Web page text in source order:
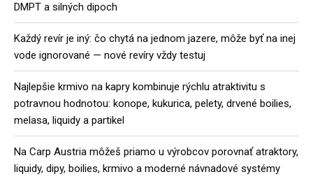
DMPT a silných dipoch
Každý revír je iný: čo chytá na jednom jazere, môže byť na inej
vode ignorované — nové revíry vždy testuj
Najlepšie krmivo na kapry kombinuje rýchlu atraktivitu s
potravnou hodnotou: konope, kukurica, pelety, drvené boilies,
melasa, liquidy a partikel
Na Carp Austria môžeš priamo u výrobcov porovnať atraktory,
liquidy, dipy, boilies, krmivo a moderné návnadové systémy